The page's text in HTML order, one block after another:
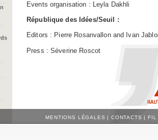
Events organisation : Leyla Dakhli
République des Idées/Seuil :
Editors : Pierre Rosanvallon and Ivan
Press : Séverine Roscot
MENTIONS LÉGALES | CONTACTS | FIL